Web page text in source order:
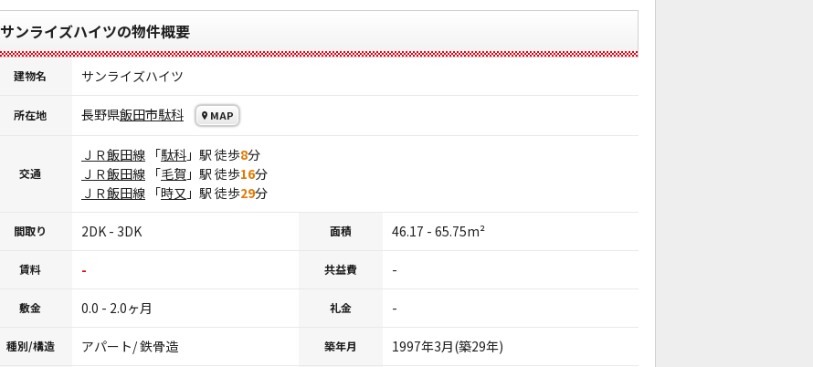
サンライズハイツの物件概要
建物名 サンライズハイツ
所在地 長野県飯田市駄科 MAP
交通
ＪＲ飯田線 「駄科 」駅 徒歩8分
ＪＲ飯田線 「毛賀 」駅 徒歩16分
ＪＲ飯田線 「時又 」駅 徒歩29分
間取り 2DK - 3DK 面積 46.17 - 65.75m²
賃料 - 共益費 -
敷金 0.0 - 2.0ヶ月 礼金 -
種別/構造 アパート/ 鉄骨造 築年月 1997年3月(築29年)